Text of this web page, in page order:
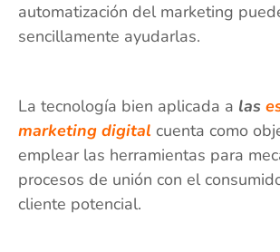
automatización del marketing
sencillamente ayudarlas.
La tecnología bien aplicada a las
marketing digital cuenta como
emplear las herramientas para
procesos de unión con el
cliente potencial.